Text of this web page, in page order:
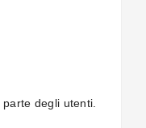
degli utenti.